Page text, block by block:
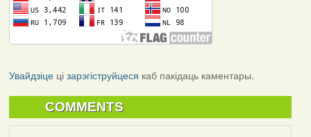
Увайдзіцеці зарэгіструйцеся каб пакідаць каментары.
COMMENTS